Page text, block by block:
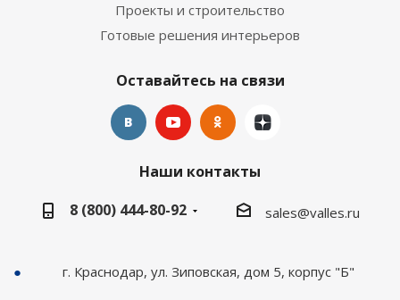
Проекты и строительство
Готовые решения интерьеров
Оставайтесь на связи
Наши контакты
8 (800) 444-80-92
sales@valles.ru
г. Краснодар, ул. Зиповская, дом 5, корпус "Б"